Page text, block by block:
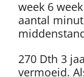
week 6
aantal
270 Dth 3
vermoeid.